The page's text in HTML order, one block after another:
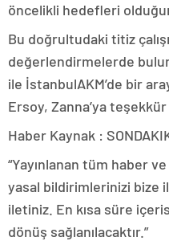
öncelikli hedefleri
Bu doğrultudaki titiz
değerlendirmelerde
ile İstanbulAKM’de bir
Ersoy, Zanna’ya
Haber Kaynak :
“Yayınlanan tüm haber
yasal bildirimlerinizi bize
iletiniz. En kısa süre
dönüş sağlanılacaktır.”